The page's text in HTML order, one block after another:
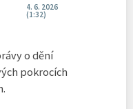
4. 6. 2026
(1:32)
o dění
pokrocích